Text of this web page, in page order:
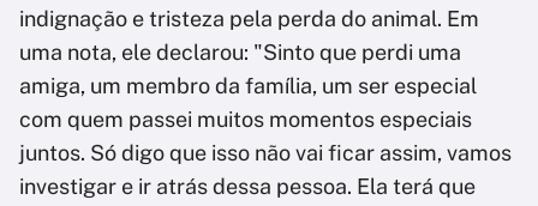
indignação e tristeza pela perda do animal. Em
uma nota, ele declarou: "Sinto que perdi uma
amiga, um membro da família, um ser especial
com quem passei muitos momentos especiais
juntos. Só digo que isso não vai ficar assim, vamos
investigar e ir atrás dessa pessoa. Ela terá que